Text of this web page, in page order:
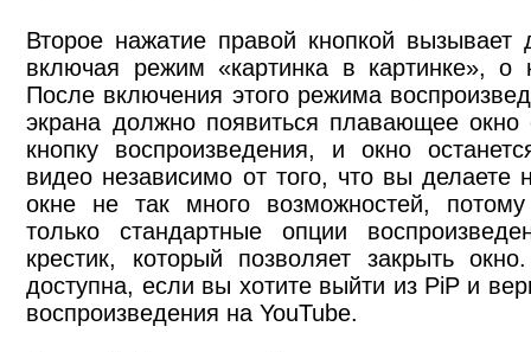
Второе нажатие правой кнопкой вызывает
включая режим «картинка в картинке»,
После включения этого режима
экрана должно появиться плавающее
кнопку воспроизведения, и окно
видео независимо от того, что вы делаете
окне не так много возможностей,
только стандартные опции
крестик, который позволяет закрыть
доступна, если вы хотите выйти из PiP и
воспроизведения на YouTube.